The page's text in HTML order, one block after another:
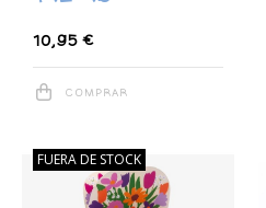
10,95 €
COMPRAR
FUERA DE STOCK